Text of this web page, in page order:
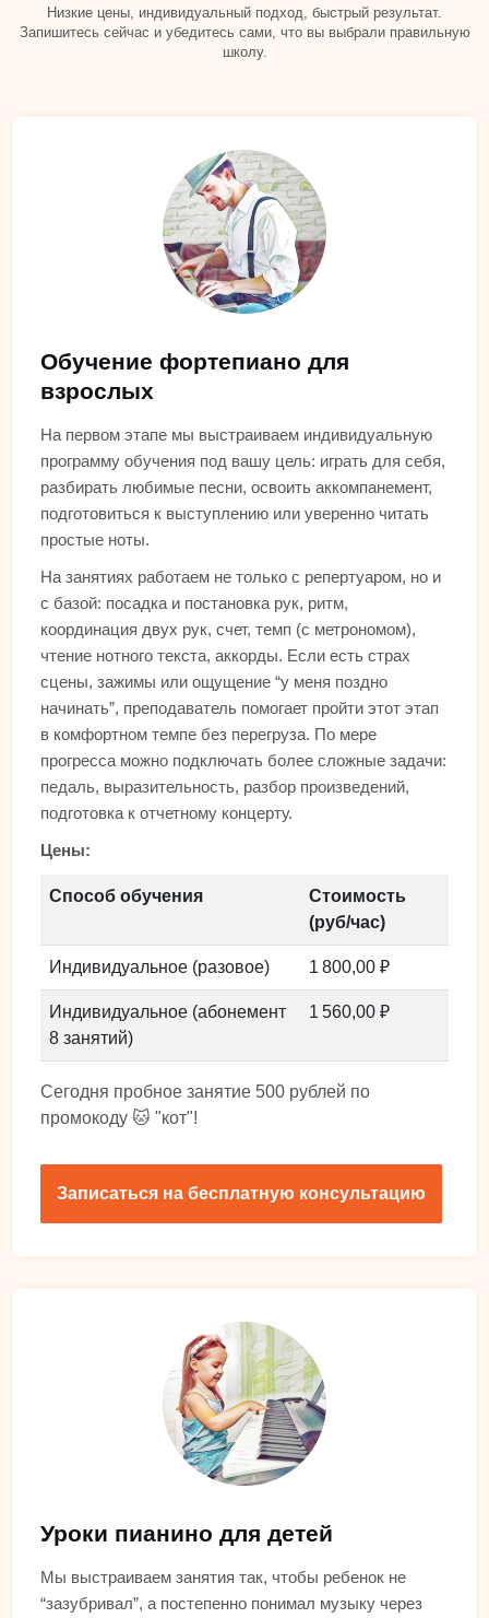
Низкие цены, индивидуальный подход, быстрый результат.
Запишитесь сейчас и убедитесь сами, что вы выбрали правильную
школу.
Обучение фортепиано для
взрослых
На первом этапе мы выстраиваем индивидуальную
программу обучения под вашу цель: играть для себя,
разбирать любимые песни, освоить аккомпанемент,
подготовиться к выступлению или уверенно читать
простые ноты.
На занятиях работаем не только с репертуаром, но и
с базой: посадка и постановка рук, ритм,
координация двух рук, счет, темп (с метрономом),
чтение нотного текста, аккорды. Если есть страх
сцены, зажимы или ощущение “у меня поздно
начинать”, преподаватель помогает пройти этот этап
в комфортном темпе без перегруза. По мере
прогресса можно подключать более сложные задачи:
педаль, выразительность, разбор произведений,
подготовка к отчетному концерту.
Цены:
Способ обучения
Стоимость
(руб/час)
Индивидуальное (разовое) 1 800,00 ₽
Индивидуальное (абонемент
8 занятий)
1 560,00 ₽
Сегодня пробное занятие 500 рублей по
промокоду 🐱 "кот"!
Записаться на бесплатную консультацию
Уроки пианино для детей
Мы выстраиваем занятия так, чтобы ребенок не
“зазубривал”, а постепенно понимал музыку через